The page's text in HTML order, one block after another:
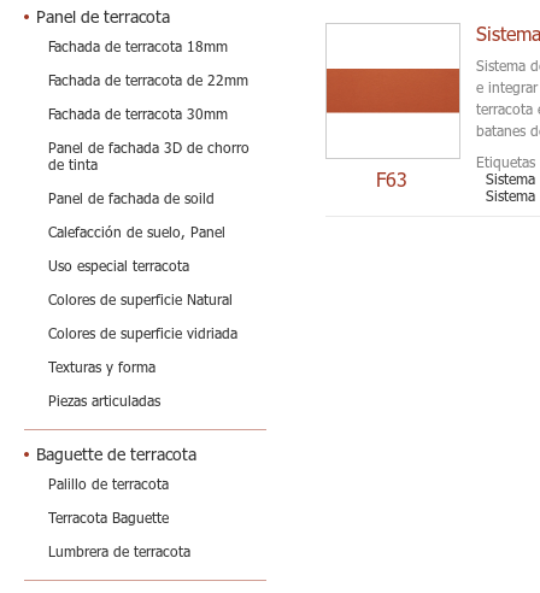
Panel de terracota
Fachada de terracota 18mm
Fachada de terracota de 22mm
Fachada de terracota 30mm
Panel de fachada 3D de chorro
de tinta
Panel de fachada de soild
Calefacción de suelo, Panel
Uso especial terracota
Colores de superficie Natural
Colores de superficie vidriada
Texturas y forma
Piezas articuladas
Baguette de terracota
Palillo de terracota
Terracota Baguette
Lumbrera de terracota
F63
Sistema
e
terracota
batanes